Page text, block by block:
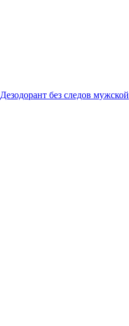
Дезодорант без следов мужской